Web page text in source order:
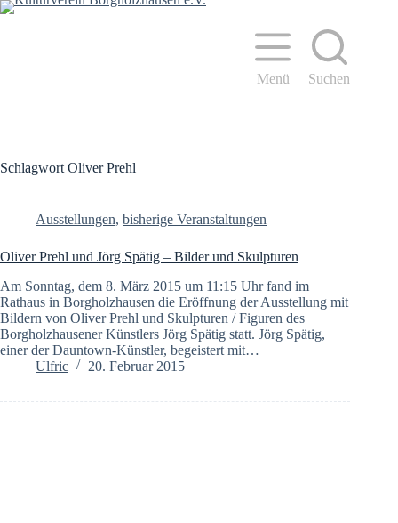
Zum
Menü Suchen
Schlagwort Oliver Prehl
Ausstellungen, bisherige Veranstaltungen
Oliver Prehl und Jörg Spätig – Bilder und Skulpturen
Am Sonntag, dem 8. März 2015 um 11:15 Uhr fand im
Rathaus in Borgholzhausen die Eröffnung der Ausstellung mit
Bildern von Oliver Prehl und Skulpturen / Figuren des
Borgholzhausener Künstlers Jörg Spätig statt. Jörg Spätig,
einer der Dauntown-Künstler, begeistert mit…
Ulfric
20. Februar 2015